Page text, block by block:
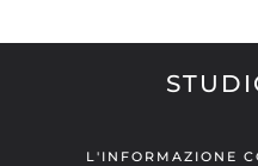
L'INFORMAZIONE